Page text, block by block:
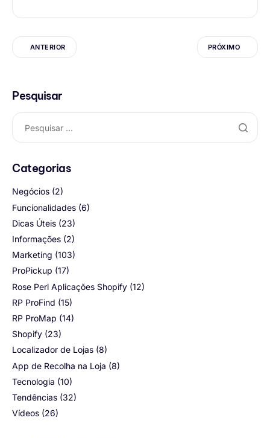
ANTERIOR PRÓXIMO
Pesquisar
Categorias
Negócios (2)
Funcionalidades (6)
Dicas Úteis (23)
Informações (2)
Marketing (103)
ProPickup (17)
Rose Perl Aplicações Shopify (12)
RP ProFind (15)
RP ProMap (14)
Shopify (23)
Localizador de Lojas (8)
App de Recolha na Loja (8)
Tecnologia (10)
Tendências (32)
Vídeos (26)